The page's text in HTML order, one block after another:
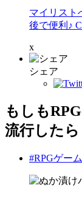
マイリスト
後で便利♪
x
シェア
もしも
流行したら
#RPGゲーム